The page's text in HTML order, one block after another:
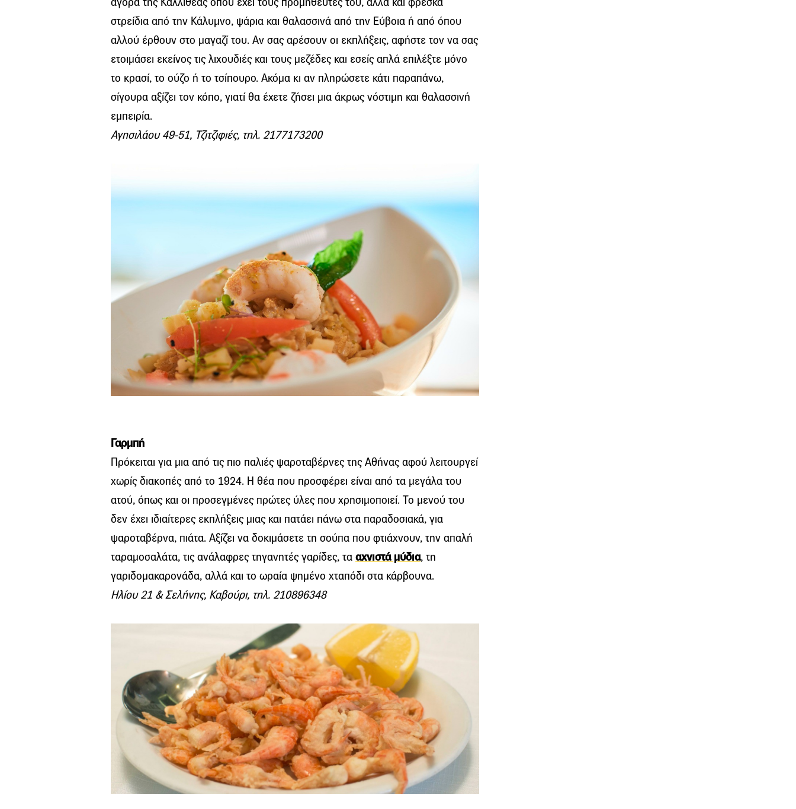
στρείδια από την Κάλυμνο, ψάρια και θαλασσινά από την Εύβοια ή από όπου
αλλού έρθουν στο μαγαζί του. Αν σας αρέσουν οι εκπλήξεις, αφήστε τον να σας
ετοιμάσει εκείνος τις λιχουδιές και τους μεζέδες και εσείς απλά επιλέξτε μόνο
το κρασί, το ούζο ή το τσίπουρο. Ακόμα κι αν πληρώσετε κάτι παραπάνω,
σίγουρα αξίζει τον κόπο, γιατί θα έχετε ζήσει μια άκρως νόστιμη και θαλασσινή
εμπειρία.
Αγησιλάου 49-51, Τζιτζιφιές, τηλ. 2177173200
Γαρμπή
Πρόκειται για μια από τις πιο παλιές ψαροταβέρνες της Αθήνας αφού λειτουργεί
χωρίς διακοπές από το 1924. Η θέα που προσφέρει είναι από τα μεγάλα του
ατού, όπως και οι προσεγμένες πρώτες ύλες που χρησιμοποιεί. Το μενού του
δεν έχει ιδιαίτερες εκπλήξεις μιας και πατάει πάνω στα παραδοσιακά, για
ψαροταβέρνα, πιάτα. Αξίζει να δοκιμάσετε τη σούπα που φτιάχνουν, την απαλή
ταραμοσαλάτα, τις ανάλαφρες τηγανητές γαρίδες, τα αχνιστά μύδια, τη
γαριδομακαρονάδα, αλλά και το ωραία ψημένο χταπόδι στα κάρβουνα.
Ηλίου 21 & Σελήνης, Καβούρι, τηλ. 210896348